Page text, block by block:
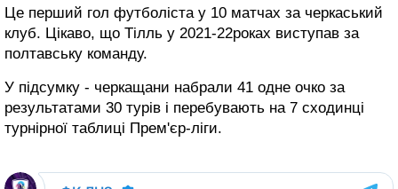
Це перший гол футболіста у 10 матчах за черкаський
клуб. Цікаво, що Тілль у 2021-22роках виступав за
полтавську команду.
У підсумку - черкащани набрали 41 одне очко за
результатами 30 турів і перебувають на 7 сходинці
турнірної таблиці Прем'єр-ліги.